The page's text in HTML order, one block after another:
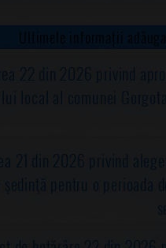
Ultimele informații
22 din 2026 privind
local al comunei
21 din 2026 privind
şedinţă pentru o perioada